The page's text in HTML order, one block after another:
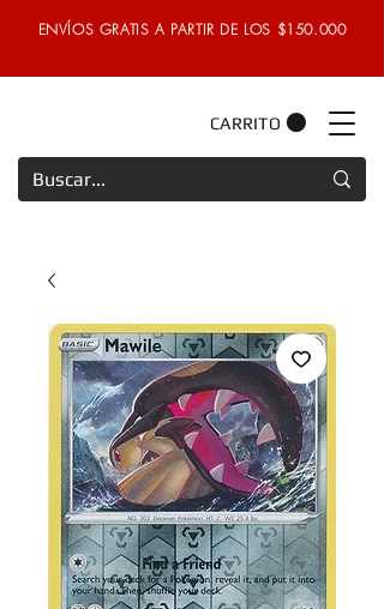
ENVÍOS GRATIS A PARTIR DE LOS $150.000
CARRITO